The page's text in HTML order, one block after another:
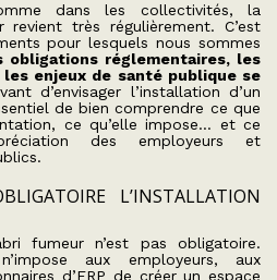
dans les collectivités, la
très régulièrement. C’est
pour lesquels nous sommes
obligations réglementaires, les
enjeux de santé publique se
d’envisager l’installation d’un
de bien comprendre ce que
ce qu’elle impose… et ce
des employeurs et
L’INSTALLATION
fumeur n’est pas obligatoire.
aux employeurs, aux
d’ERP de créer un espace